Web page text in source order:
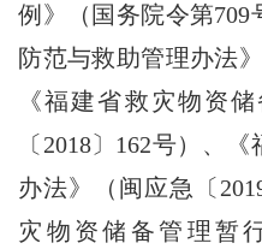
例》（国务院令第
防范与救助管理办法
《福建省救灾物资
〔2018〕162号）、
办法》（闽应急〔
灾物资储备管理暂